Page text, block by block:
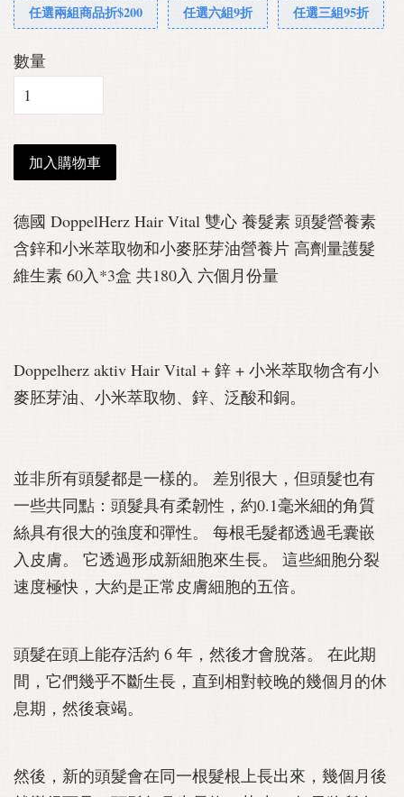
任選兩組商品折$200 任選六組9折 任選三組95折
數量
加入購物車
德國 DoppelHerz Hair Vital 雙心 養髮素 頭髮營養素
含鋅和小米萃取物和小麥胚芽油營養片 高劑量護髮
維生素 60入*3盒 共180入 六個月份量
Doppelherz aktiv Hair Vital + 鋅 + 小米萃取物含有小
麥胚芽油、小米萃取物、鋅、泛酸和銅。
並非所有頭髮都是一樣的。 差別很大，但頭髮也有
一些共同點：頭髮具有柔韌性，約0.1毫米細的角質
絲具有很大的強度和彈性。 每根毛髮都透過毛囊嵌
入皮膚。 它透過形成新細胞來生長。 這些細胞分裂
速度極快，大約是正常皮膚細胞的五倍。
頭髮在頭上能存活約 6 年，然後才會脫落。 在此期
間，它們幾乎不斷生長，直到相對較晚的幾個月的休
息期，然後衰竭。
然後，新的頭髮會在同一根髮根上長出來，幾個月後